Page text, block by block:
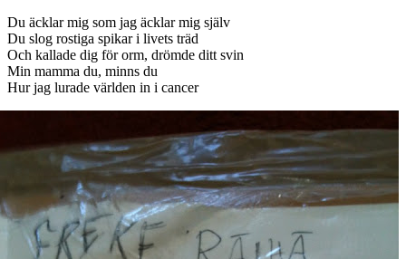
Du äcklar mig som jag äcklar mig själv
Du slog rostiga spikar i livets träd
Och kallade dig för orm, drömde ditt svin
Min mamma du, minns du
Hur jag lurade världen in i cancer